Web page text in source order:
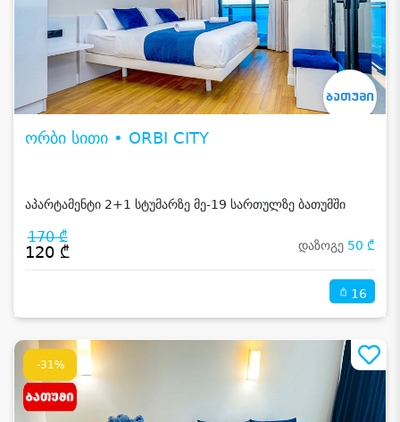
ორბი სითი • ORBI CITY
აპარტამენტი 2+1 სტუმარზე მე-19 სართულზე ბათუმში
170 ₾
120 ₾ დაზოგე 50 ₾
16
-31%